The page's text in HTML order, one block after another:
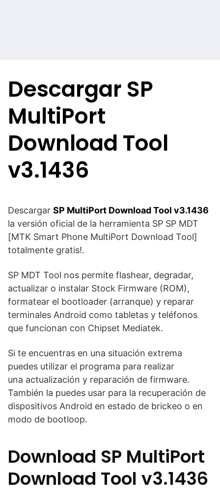
Descargar SP
MultiPort
Download Tool
v3.1436
Descargar SP MultiPort Download Tool v3.1436
la versión oficial de la herramienta SP SP MDT
[MTK Smart Phone MultiPort Download Tool]
totalmente gratis!.
SP MDT Tool nos permite flashear, degradar,
actualizar o instalar Stock Firmware (ROM),
formatear el bootloader (arranque) y reparar
terminales Android como tabletas y teléfonos
que funcionan con Chipset Mediatek.
Si te encuentras en una situación extrema
puedes utilizar el programa para realizar
una actualización y reparación de firmware.
También la puedes usar para la recuperación de
dispositivos Android en estado de brickeo o en
modo de bootloop.
Download SP MultiPort
Download Tool v3.1436